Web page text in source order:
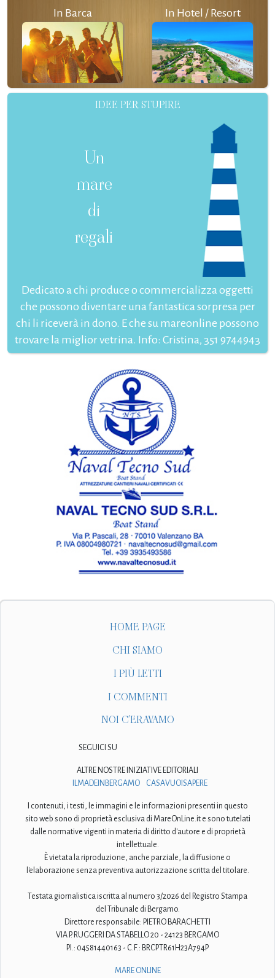
In Barca In Hotel / Resort
IDEE PER STUPIRE
Un
mare
di
regali
Dedicato a chi produce o commercializza oggetti
che possono diventare una fantastica sorpresa per
chi li riceverà in dono. E che su mareonline possono
trovare la miglior vetrina. Info: Cristina, 351 9744943
HOME PAGE
CHI SIAMO
I PIÙ LETTI
I COMMENTI
NOI C'ERAVAMO
SEGUICI SU
ALTRE NOSTRE INIZIATIVE EDITORIALI
ILMADEINBERGAMO
CASAVUOISAPERE
I contenuti, i testi, le immagini e le informazioni presenti in questo
sito web sono di proprietà esclusiva di MareOnLine.it e sono tutelati
dalle normative vigenti in materia di diritto d'autore e di proprietà
intellettuale.
È vietata la riproduzione, anche parziale, la diffusione o
l'elaborazione senza preventiva autorizzazione scritta del titolare.
Testata giornalistica iscritta al numero 3/2026 del Registro Stampa
del Tribunale di Bergamo.
Direttore responsabile: PIETRO BARACHETTI
VIA P. RUGGERI DA STABELLO 20 - 24123 BERGAMO
P.I.: 04581440163 - C.F.: BRCPTR61H23A794P
MARE ONLINE